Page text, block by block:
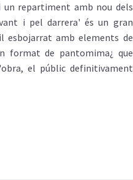
repartiment amb nou dels
i pel darrera' és un gran
esbojarrat amb elements de
format de pantomima¿ que
el públic definitivament